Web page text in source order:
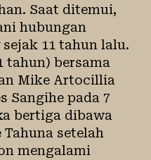
Saat ditemui,
hubungan
11 tahun lalu.
tahun) bersama
Mike Artocillia
Sangihe pada 7
bertiga dibawa
Tahuna setelah
mengalami